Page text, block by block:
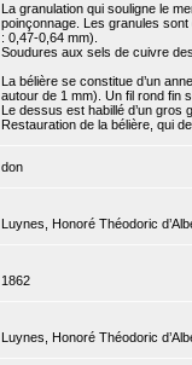
La granulation qui souligne le
poinçonnage. Les granules
: 0,47-0,64 mm).
Soudures aux sels de cuivre
La bélière se constitue d’un
autour de 1 mm). Un fil rond fin
Le dessus est habillé d’un gros
Restauration de la bélière, qui
don
Luynes, Honoré Théodoric
1862
Luynes, Honoré Théodoric